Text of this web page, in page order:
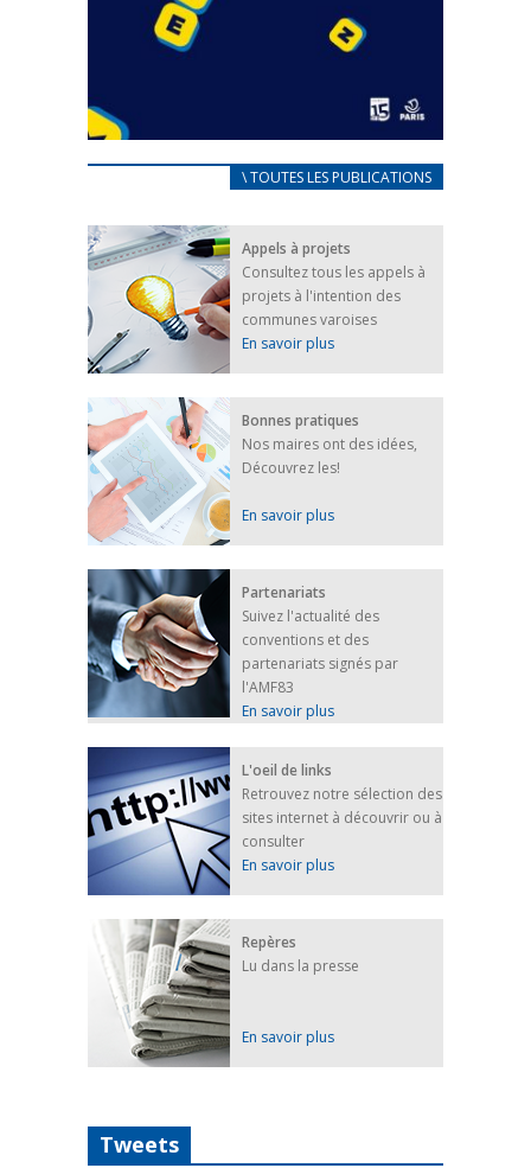
CARNET D’ACCUEIL
25 avril 2022
Afin d’accompagner au mieux les réfugiés
ukrainiens arrivés en France,...
FEUILLETER
\ TOUTES LES PUBLICATIONS
Appels à projets
Consultez tous les appels à
projets à l'intention des
communes varoises
En savoir plus
Bonnes pratiques
Nos maires ont des idées,
Découvrez les!
En savoir plus
Partenariats
Suivez l'actualité des
conventions et des
partenariats signés par
l'AMF83
En savoir plus
L'oeil de links
Retrouvez notre sélection des
sites internet à découvrir ou à
consulter
En savoir plus
Repères
Lu dans la presse
En savoir plus
Tweets